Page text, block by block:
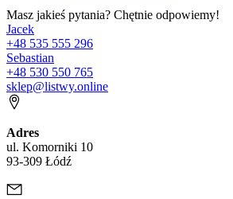
Masz jakieś pytania? Chętnie odpowiemy!
Jacek
+48 535 555 296
Sebastian
+48 530 550 765
sklep@listwy.online
Adres
ul. Komorniki 10
93-309 Łódź